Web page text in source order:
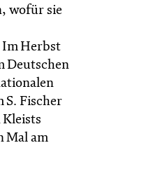
wofür sie
Im Herbst
Deutschen
S. Fischer
Mal am